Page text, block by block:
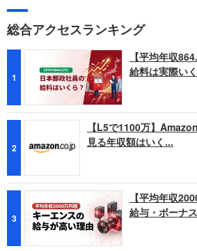
総合アクセスランキング
1
【平均年収
給料は実際い
2
【L5で1100万】
見る年収額はいく...
3
【平均年収
給与・ボーナ